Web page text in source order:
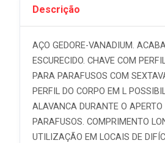
Descrição
AÇO GEDORE-VANADIUM.
ESCURECIDO. CHAVE COM
PARA PARAFUSOS COM
PERFIL DO CORPO EM L
ALAVANCA DURANTE O APERTO
PARAFUSOS. COMPRIMENTO
UTILIZAÇÃO EM LOCAIS DE